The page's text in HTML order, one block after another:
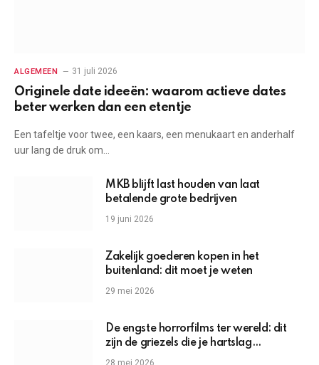
ALGEMEEN 31 juli 2026
Originele date ideeën: waarom actieve dates
beter werken dan een etentje
Een tafeltje voor twee, een kaars, een menukaart en anderhalf
uur lang de druk om…
MKB blijft last houden van laat
betalende grote bedrijven
19 juni 2026
Zakelijk goederen kopen in het
buitenland: dit moet je weten
29 mei 2026
De engste horrorfilms ter wereld: dit
zijn de griezels die je hartslag
omhoogjagen